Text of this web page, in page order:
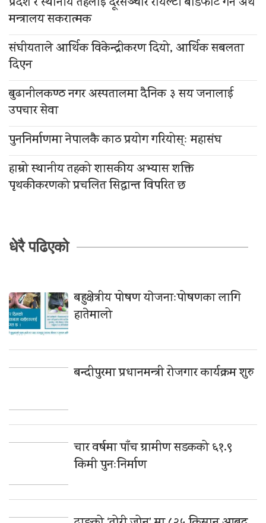
मन्त्रालय सकरात्मक
संघीयताले आर्थिक विकेन्द्रीकरण दियो, आर्थिक सबलता
दिएन
बुढानीलकण्ठ नगर अस्पतालमा दैनिक ३ सय जनालाई
उपचार सेवा
पुननिर्माणमा नेपालकै काठ प्रयोग गरियोस्ः महासंघ
हाम्रो स्थानीय तहको शासकीय अभ्यास शक्ति
पृथकीकरणको प्रचलित सिद्धान्त विपरित छ
धेरै पढिएको
बहुक्षेत्रीय पोषण याेजनाःपोषणका लागि
हातेमालो
बन्दीपुरमा प्रधानमन्त्री रोजगार कार्यक्रम शुरु
चार वर्षमा पाँच ग्रामीण सडकको ६१.९
किमी पुनःनिर्माण